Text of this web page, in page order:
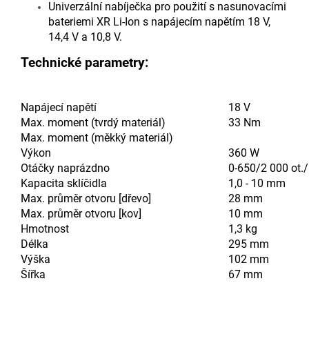
Univerzální nabíječka pro použití s nasunovacími
bateriemi XR Li-Ion s napájecím napětím 18 V,
14,4 V a 10,8 V.
Technické parametry:
Napájecí napětí
18 V
Max. moment (tvrdý materiál)
33 Nm
Max. moment (měkký materiál)
Výkon
360 W
Otáčky naprázdno
0-650/2 000
Kapacita sklíčidla
1,0 - 10 mm
Max. průměr otvoru [dřevo]
28 mm
Max. průměr otvoru [kov]
10 mm
Hmotnost
1,3 kg
Délka
295 mm
Výška
102 mm
Šířka
67 mm